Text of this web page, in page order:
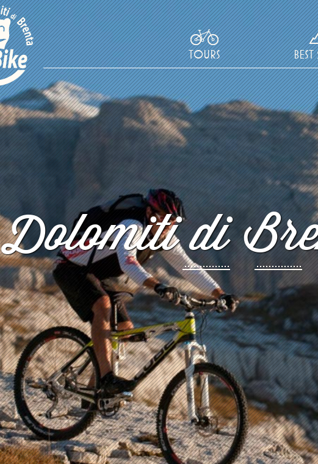
TOURS
Dolomiti di